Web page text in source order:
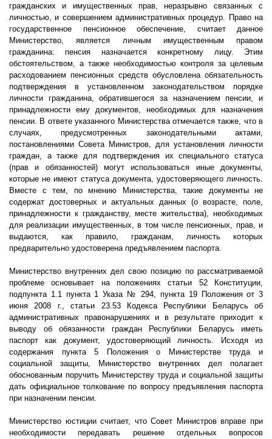
гражданских и имущественных прав, неразрывно связанных с
личностью, и совершением административных процедур. Право на
государственное пенсионное обеспечение, считает данное
Министерство, является личным имущественным правом
гражданина: пенсия назначается конкретному лицу. Этим
обстоятельством, а также необходимостью контроля за целевым
расходованием пенсионных средств обусловлена обязательность
подтверждения в установленном законодательством порядке
личности гражданина, обратившегося за назначением пенсии, и
принадлежности ему документов, необходимых для назначения
пенсии. В ответе указанного Министерства отмечается также, что в
случаях, предусмотренных законодательными актами,
постановлениями Совета Министров, для установления личности
граждан, а также для подтверждения их специального статуса
(прав и обязанностей) могут использоваться иные документы,
которые не имеют статуса документа, удостоверяющего личность.
Вместе с тем, по мнению Министерства, такие документы не
содержат достоверных и актуальных данных (о возрасте, поле,
принадлежности к гражданству, месте жительства), необходимых
для реализации имущественных, в том числе пенсионных, прав, и
выдаются, как правило, гражданам, личность которых
предварительно удостоверена предъявлением паспорта.
Министерство внутренних дел свою позицию по рассматриваемой
проблеме основывает на положениях статьи 52 Конституции,
подпункта 1.1 пункта 1 Указа № 294, пункта 19 Положения от 3
июня2008 г., статьи 23.53 Кодекса Республики Беларусь об
административных правонарушениях и в результате приходит к
выводу об обязанности граждан Республики Беларусь иметь
паспорт как документ, удостоверяющий личность. Исходя из
содержания пункта 5 Положения о Министерстве труда и
социальной защиты, Министерство внутренних дел полагает
обоснованным поручить Министерству труда и социальной защиты
дать официальное толкование по вопросу предъявления паспорта
при назначении пенсии.
Министерство юстиции считает, что Совет Министров вправе при
необходимости передавать решение отдельных вопросов